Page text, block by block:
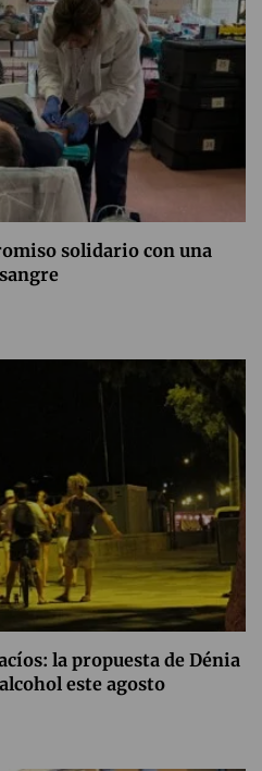
solidario con una
la propuesta de Dénia
este agosto